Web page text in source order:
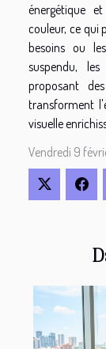
énergétique
couleur, ce qui
besoins ou
suspendu,
proposant
transforment
visuelle
Vendredi 9